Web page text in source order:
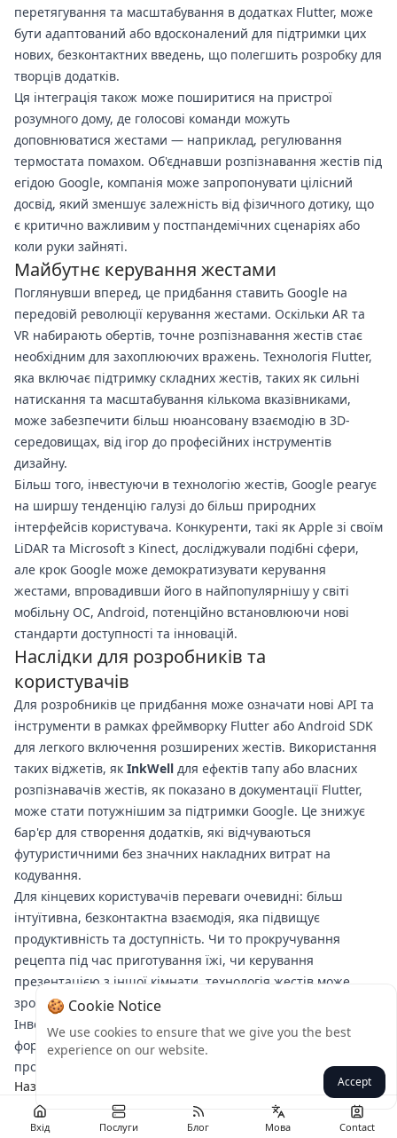
Вхід Послуги Блог Мова Contact
перетягування та масштабування в додатках Flutter, може
бути адаптований або вдосконалений для підтримки цих
нових, безконтактних введень, що полегшить розробку для
творців додатків.
Ця інтеграція також може поширитися на пристрої
розумного дому, де голосові команди можуть
доповнюватися жестами — наприклад, регулювання
термостата помахом. Об'єднавши розпізнавання жестів під
егідою Google, компанія може запропонувати цілісний
досвід, який зменшує залежність від фізичного дотику, що
є критично важливим у постпандемічних сценаріях або
коли руки зайняті.
Майбутнє керування жестами
Поглянувши вперед, це придбання ставить Google на
передовій революції керування жестами. Оскільки AR та
VR набирають обертів, точне розпізнавання жестів стає
необхідним для захоплюючих вражень. Технологія Flutter,
яка включає підтримку складних жестів, таких як сильні
натискання та масштабування кількома вказівниками,
може забезпечити більш нюансовану взаємодію в 3D-
середовищах, від ігор до професійних інструментів
дизайну.
Більш того, інвестуючи в технологію жестів, Google реагує
на ширшу тенденцію галузі до більш природних
інтерфейсів користувача. Конкуренти, такі як Apple зі своїм
LiDAR та Microsoft з Kinect, досліджували подібні сфери,
але крок Google може демократизувати керування
жестами, впровадивши його в найпопулярнішу у світі
мобільну ОС, Android, потенційно встановлюючи нові
стандарти доступності та інновацій.
Наслідки для розробників та
користувачів
Для розробників це придбання може означати нові API та
інструменти в рамках фреймворку Flutter або Android SDK
для легкого включення розширених жестів. Використання
таких віджетів, як InkWell для ефектів тапу або власних
розпізнавачів жестів, як показано в документації Flutter,
може стати потужнішим за підтримки Google. Це знижує
бар'єр для створення додатків, які відчуваються
футуристичними без значних накладних витрат на
кодування.
Для кінцевих користувачів переваги очевидні: більш
інтуїтивна, безконтактна взаємодія, яка підвищує
продуктивність та доступність. Чи то прокручування
рецепта під час приготування їжі, чи керування
презентацією з іншої кімнати, технологія жестів може
зробити пристрої природним продовженням нашого тіла.
Інвестиція Google тут — це не просто тримати крок; це
формування того, як ми спілкуватимемося з машинами
протягом наступних років.
Назад
🍪 Cookie Notice
We use cookies to ensure that we give you the best
experience on our website.
Accept